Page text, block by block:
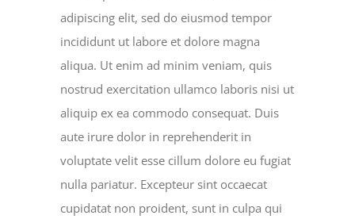
adipiscing elit, sed do eiusmod tempor
incididunt ut labore et dolore magna
aliqua. Ut enim ad minim veniam, quis
nostrud exercitation ullamco laboris nisi ut
aliquip ex ea commodo consequat. Duis
aute irure dolor in reprehenderit in
voluptate velit esse cillum dolore eu fugiat
nulla pariatur. Excepteur sint occaecat
cupidatat non proident, sunt in culpa qui